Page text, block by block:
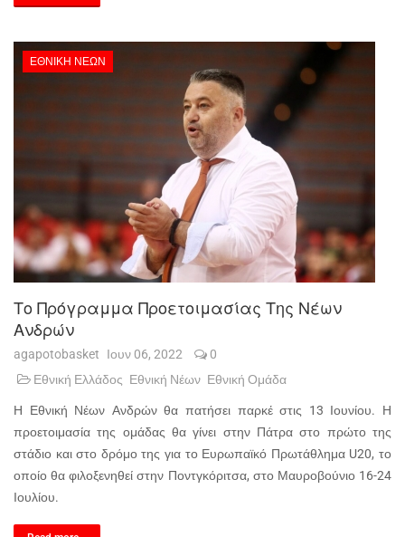
ΕΘΝΙΚΉ ΝΈΩΝ
Το Πρόγραμμα Προετοιμασίας Της Nέων
Ανδρών
agapotobasket Ιουν 06, 2022
0
Εθνική Ελλάδος Εθνική Νέων Εθνική Ομάδα
Η Εθνική Νέων Ανδρών θα πατήσει παρκέ στις 13 Ιουνίου. Η
προετοιμασία της ομάδας θα γίνει στην Πάτρα στο πρώτο της
στάδιο και στο δρόμο της για το Ευρωπαϊκό Πρωτάθλημα U20, το
οποίο θα φιλοξενηθεί στην Ποντγκόριτσα, στο Μαυροβούνιο 16-24
Ιουλίου.